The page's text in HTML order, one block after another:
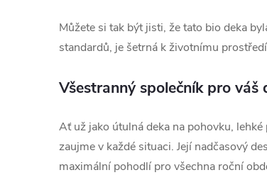
Můžete si tak být jisti, že tato bio deka
standardů, je šetrná k životnímu
Všestranný společník pro váš
Ať už jako útulná deka na pohovku,
zaujme v každé situaci. Její nadčasový
maximální pohodlí pro všechna roční